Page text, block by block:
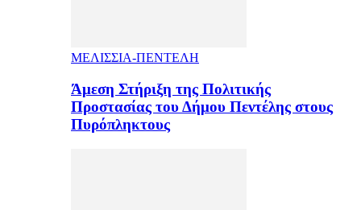
ΜΕΛΙΣΣΙΑ-ΠΕΝΤΕΛΗ
Άμεση Στήριξη της Πολιτικής
Προστασίας του Δήμου Πεντέλης στους
Πυρόπληκτους